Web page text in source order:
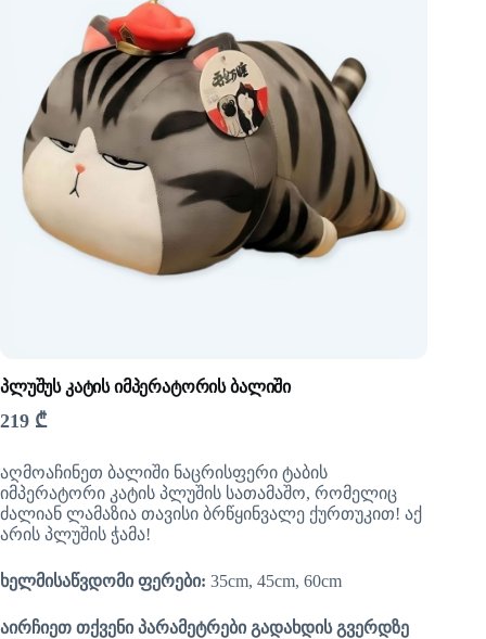
პლუშუს კატის იმპერატორის ბალიში
219 ₾
აღმოაჩინეთ ბალიში ნაცრისფერი ტაბის
იმპერატორი კატის პლუშის სათამაშო, რომელიც
ძალიან ლამაზია თავისი ბრწყინვალე ქურთუკით! აქ
არის პლუშის ჭამა!
ხელმისაწვდომი ფერები: 35cm, 45cm, 60cm
აირჩიეთ თქვენი პარამეტრები გადახდის გვერდზე